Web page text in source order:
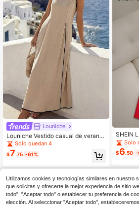
Louniche
Louniche Vestido casual de verano
sin mangas de cuello redondo con ri
bete de unicolor para mujer
Solo quedan 4
$7.75 -61%
SHEIN
con
con
erta.
vestido
ad
Solo
$6.50 -
Utilizamos cookies y tecnologías similares en nuestro
que solicitas y ofrecerte la mejor experiencia de sitio
todo", "Aceptar todo" o establecer tu preferencia de
elección. Al seleccionar "Aceptar todo",